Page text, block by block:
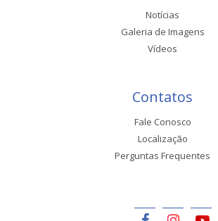
Notícias
Galeria de Imagens
Vídeos
Contatos
Fale Conosco
Localização
Perguntas Frequentes